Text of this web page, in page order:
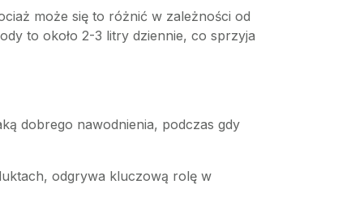
może się to różnić w zależności od
to około 2-3 litry dziennie, co sprzyja
dobrego nawodnienia, podczas gdy
odgrywa kluczową rolę w